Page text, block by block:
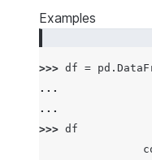
Examples
>>> df = pd .
...
...
>>> df